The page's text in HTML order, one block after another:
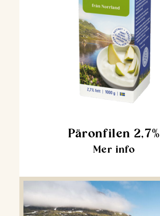
Päronfilen 2,7%
Mer info